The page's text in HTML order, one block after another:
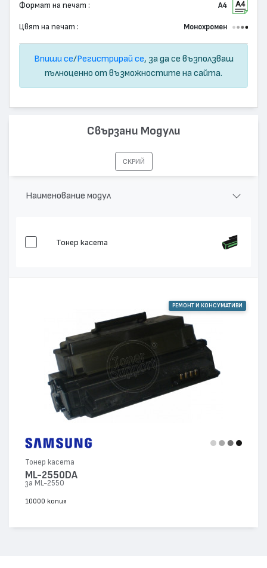
Формат на печат : А4
Цвят на печат : Монохромен
Впиши се/Регистрирай се, за да се възползваш
пълноценно от възможностите на сайта.
Свързани Модули
СКРИЙ
Наименование модул
Тонер касета
РЕМОНТ И КОНСУМАТИВИ
Тонер касета
ML-2550DA
за ML-2550
10000 копия